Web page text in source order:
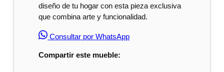
diseño de tu hogar con esta pieza exclusiva
que combina arte y funcionalidad.
Consultar por WhatsApp
Compartir este mueble: